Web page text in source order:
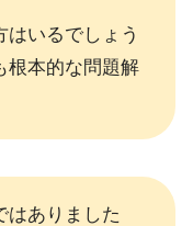
いるでしょう
根本的な問題解
はありました